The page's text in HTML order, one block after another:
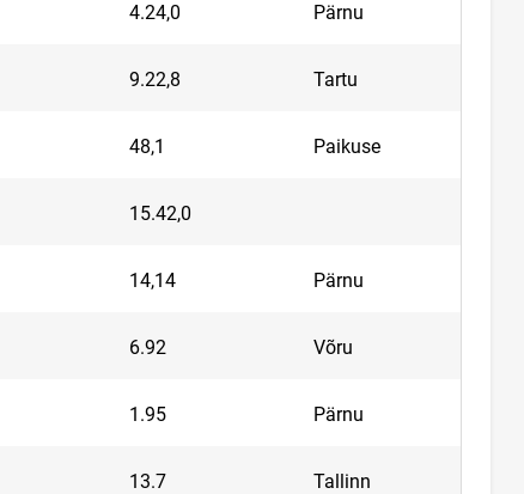
4.24,0 Pärnu
9.22,8 Tartu
48,1 Paikuse
15.42,0
14,14 Pärnu
6.92 Võru
1.95 Pärnu
13.7 Tallinn